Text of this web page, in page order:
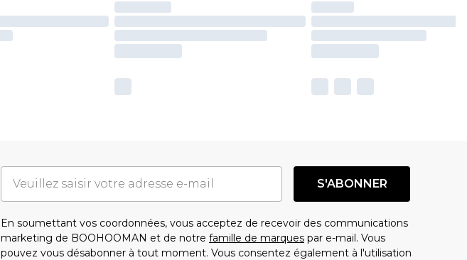
S'ABONNER
En soumettant vos coordonnées, vous acceptez de recevoir des communications
marketing de BOOHOOMAN et de notre famille de marques par e-mail. Vous
pouvez vous désabonner à tout moment. Vous consentez également à l'utilisation